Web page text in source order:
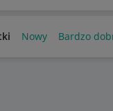
Nowy Bardzo